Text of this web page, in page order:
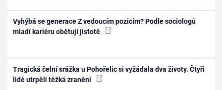
Vyhýbá se generace Z vedoucím pozicím? Podle sociologů
mladí kariéru obětují jistotě
Tragická čelní srážka u Pohořelic si vyžádala dva životy. Čtyři
lidé utrpěli těžká zranění